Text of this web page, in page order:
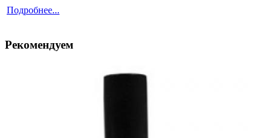
Подробнее...
Рекомендуем